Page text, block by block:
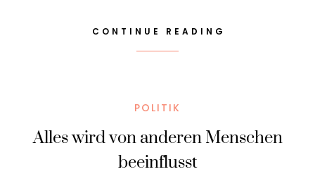
CONTINUE READING
POLITIK
Alles wird von anderen Menschen
beeinflusst